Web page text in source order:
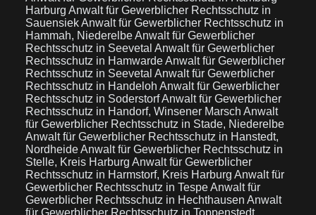
Harburg Anwalt für Gewerblicher Rechtsschutz in
SauensiekAnwalt für Gewerblicher Rechtsschutz in
Hammah, NiederelbeAnwalt für Gewerblicher
Rechtsschutz in Seevetal Anwalt für Gewerblicher
Rechtsschutz in HamwardeAnwalt für Gewerblicher
Rechtsschutz in Seevetal Anwalt für Gewerblicher
Rechtsschutz in Handeloh Anwalt für Gewerblicher
Rechtsschutz in SoderstorfAnwalt für Gewerblicher
Rechtsschutz in Handorf, Winsener Marsch Anwalt
für Gewerblicher Rechtsschutz in Stade, Niederelbe
Anwalt für Gewerblicher Rechtsschutz in Hanstedt,
NordheideAnwalt für Gewerblicher Rechtsschutz in
Stelle, Kreis Harburg Anwalt für Gewerblicher
Rechtsschutz in Harmstorf, Kreis Harburg Anwalt für
Gewerblicher Rechtsschutz in TespeAnwalt für
Gewerblicher Rechtsschutz in Hechthausen Anwalt
für Gewerblicher Rechtsschutz in Toppenstedt